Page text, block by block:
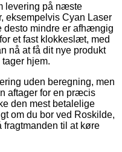
levering på næste
eksempelvis Cyan Laser
desto mindre er afhængig
et fast klokkeslæt, med
nå at få dit nye produkt
hjem.
uden beregning, men
aftager for en præcis
den mest betalelige
om du bor ved Roskilde,
fragtmanden til at køre